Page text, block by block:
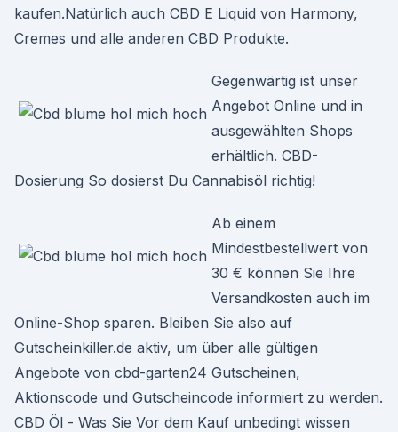
kaufen.Natürlich auch CBD E Liquid von Harmony,
Cremes und alle anderen CBD Produkte.
Gegenwärtig ist unser
Angebot Online und in
ausgewählten Shops
erhältlich. CBD-
Dosierung So dosierst Du Cannabisöl richtig!
Ab einem
Mindestbestellwert von
30 € können Sie Ihre
Versandkosten auch im
Online-Shop sparen. Bleiben Sie also auf
Gutscheinkiller.de aktiv, um über alle gültigen
Angebote von cbd-garten24 Gutscheinen,
Aktionscode und Gutscheincode informiert zu werden.
CBD Öl - Was Sie Vor dem Kauf unbedingt wissen